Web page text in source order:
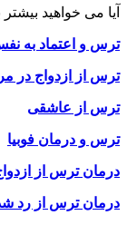
آیا می خواهید بیشتر
ترس و اعتماد به
ترس از ازدواج در
ترس از عاشقی
ترس و درمان فوبیا
درمان ترس از
درمان ترس از رد